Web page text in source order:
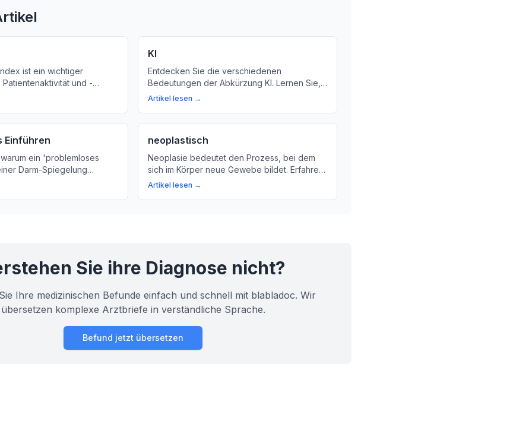
ist ein wichtiger
und -
Wir erklären, was er
KI
Entdecken Sie die verschiedenen
Bedeutungen der Abkürzung KI. Lernen Sie,
was Kontraindikation und Karnofsky-Index
Artikel lesen →
Einführen
ein 'problemloses
Darm-Spiegelung
für die Diagnose und
neoplastisch
Neoplasie bedeutet den Prozess, bei dem
sich im Körper neue Gewebe bildet. Erfahren
Sie, wie unser Körper neue Zellen produziert
Artikel lesen →
Sie ihre Diagnose nicht?
Ihre medizinischen Befunde einfach und schnell mit blabladoc. Wir
übersetzen komplexe Arztbriefe in verständliche Sprache.
Befund jetzt übersetzen